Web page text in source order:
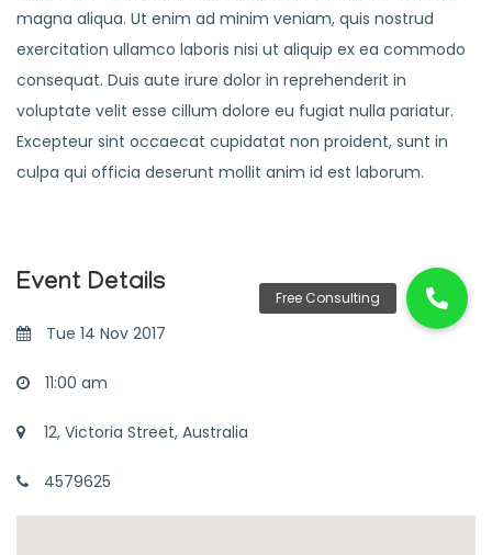
magna aliqua. Ut enim ad minim veniam, quis nostrud
exercitation ullamco laboris nisi ut aliquip ex ea commodo
consequat. Duis aute irure dolor in reprehenderit in
voluptate velit esse cillum dolore eu fugiat nulla pariatur.
Excepteur sint occaecat cupidatat non proident, sunt in
culpa qui officia deserunt mollit anim id est laborum.
Event Details
Tue 14 Nov 2017
11:00 am
12, Victoria Street, Australia
4579625